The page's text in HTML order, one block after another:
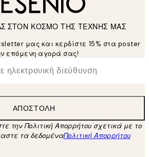
ΣΤΟΝ ΚΟΣΜΟ ΤΗΣ ΤΕΧΝΗΣ ΜΑΣ
μας και κερδίστε 15% στα poster
επόμενη αγορά σας!
ΑΠΟΣΤΟΛΉ
την Πολιτική Απορρήτου σχετικά με το
τα δεδομέναΠολιτική Απορρήτου